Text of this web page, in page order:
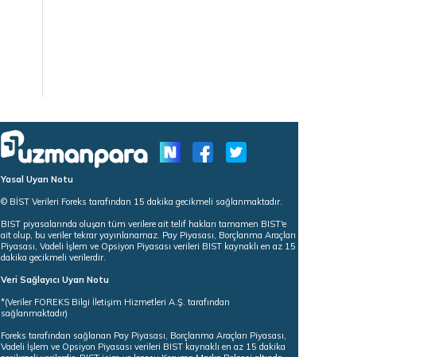
Yasal Uyarı Notu
© BİST Verileri Foreks tarafından 15 dakika gecikmeli sağlanmaktadır.
BIST piyasalarında oluşan tüm verilere ait telif hakları tamamen BIST'e
ait olup, bu veriler tekrar yayınlanamaz. Pay Piyasası, Borçlanma Araçları
Piyasası, Vadeli İşlem ve Opsiyon Piyasası verileri BIST kaynaklı en az 15
dakika gecikmeli verilerdir.
Veri Sağlayıcı Uyarı Notu
*(Veriler FOREKS Bilgi İletişim Hizmetleri A.Ş. tarafından
sağlanmaktadır)
Foreks tarafından sağlanan Pay Piyasası, Borçlanma Araçları Piyasası,
Vadeli İşlem ve Opsiyon Piyasası verileri BIST kaynaklı en az 15 dakika